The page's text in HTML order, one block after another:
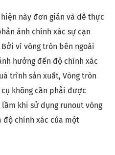
này đơn giản và dễ thực
ánh chính xác sự cạn
vì vòng tròn bên ngoài
hưởng đến độ chính xác
trình sản xuất, Vòng tròn
không cần phải được
khi sử dụng runout vòng
độ chính xác của một